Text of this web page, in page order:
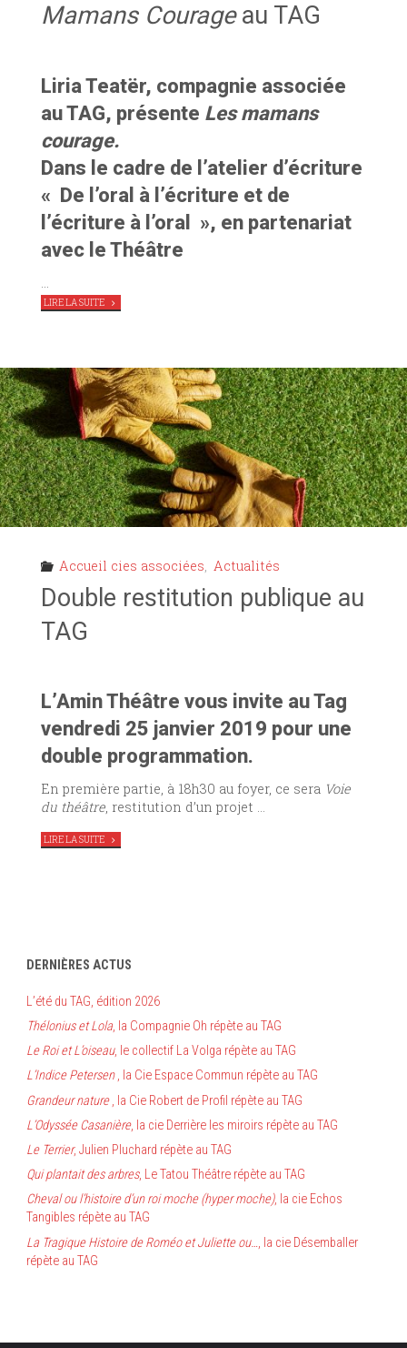
Mamans Courageau TAG
Liria Teatër, compagnie associée
au TAG, présente Les mamans
courage.
Dans le cadre de l’atelier d’écriture
« De l’oral à l’écriture et de
l’écriture à l’oral », en partenariat
avec le Théâtre
…
LIRE LA SUITE"LA
CIE
COURAGE
AU
TAG"
Accueil cies associées, Actualités
Double restitution publique au
TAG
L’Amin Théâtre vous invite au Tag
vendredi 25 janvier 2019 pour une
double programmation.
En première partie, à 18h30 au foyer, ce sera Voie
du théâtre, restitution d’un projet …
LIRE LA SUITE"DOUBLE
RESTITUTION
DERNIÈRES ACTUS
L’été du TAG, édition 2026
Thélonius et Lola, la Compagnie Oh répète au TAG
Le Roi et L’oiseau, le collectif La Volga répète au TAG
L’Indice Petersen, la Cie Espace Commun répète au TAG
Grandeur nature, la Cie Robert de Profil répète au TAG
L’Odyssée Casanière, la cie Derrière les miroirs répète au TAG
Le Terrier, Julien Pluchard répète au TAG
Qui plantait des arbres, Le Tatou Théâtre répète au TAG
Cheval ou l’histoire d’un roi moche (hyper moche), la cie Echos
Tangibles répète au TAG
La Tragique Histoire de Roméo et Juliette ou…, la cie Désemballer
répète au TAG